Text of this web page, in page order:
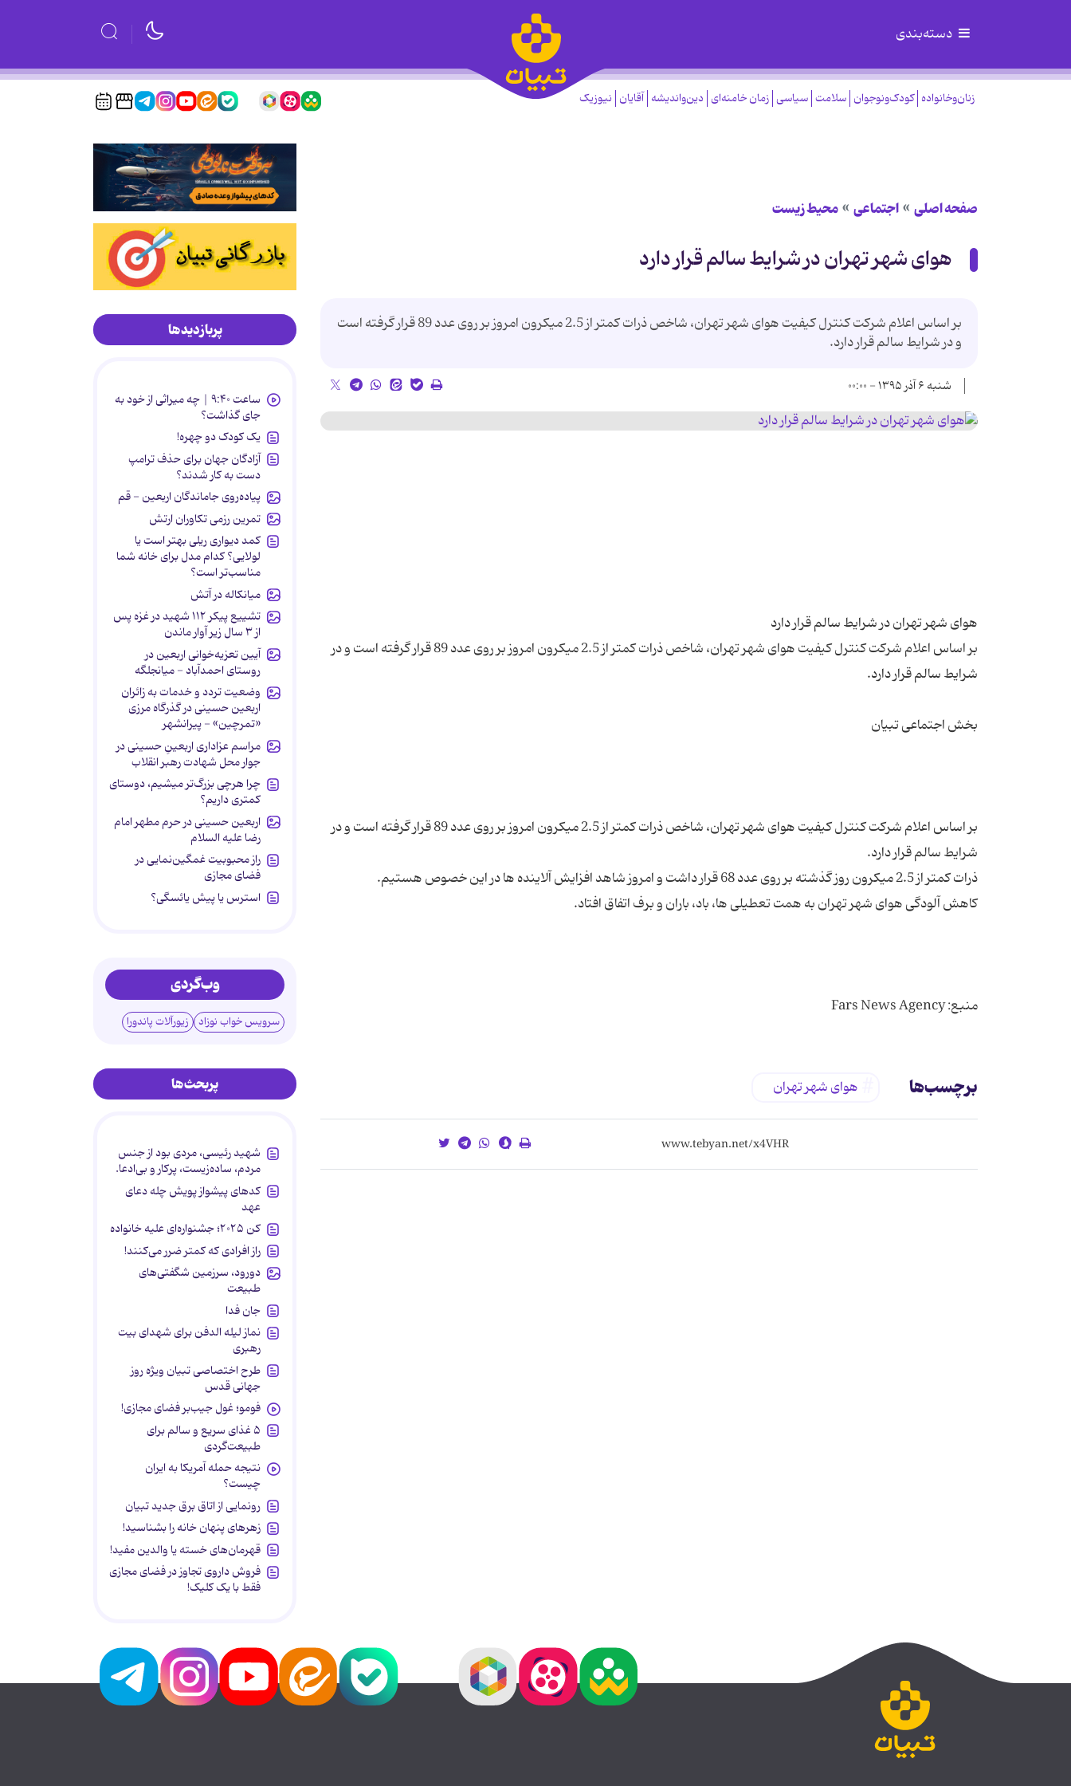
دسته‌بندی
زنان‌وخانواده کودک‌ونوجوان سلامت سیاسی زمان خامنه‌ای دین‌واندیشه آقایان نیوزیک
صفحه اصلی اجتماعی محیط زیست
هوای شهر تهران در شرایط سالم قرار دارد
بر اساس اعلام شرکت کنترل کیفیت هوای شهر تهران، شاخص ذرات کمتر از 2.5 میکرون امروز بر روی عدد 89 قرار گرفته است
و در شرایط سالم قرار دارد.
شنبه ۶ آذر ۱۳۹۵ - ۰۰:۰۰
بر اساس اعلام شرکت کنترل کیفیت هوای شهر تهران، شاخص ذرات کمتر از 2.5 میکرون امروز بر روی عدد 89 قرار گرفته است و در
بر اساس اعلام شرکت کنترل کیفیت هوای شهر تهران، شاخص ذرات کمتر از 2.5 میکرون امروز بر روی عدد 89 قرار گرفته است و در
منبع: Fars News Agency
برچسب‌ها هوای شهر تهران
پربازدیدها
ساعت ۹:۴۰ | چه میراثی از خود به
جای گذاشت؟
یک کودک دو چهره!
آزادگان جهان برای حذف ترامپ
دست به کار شدند؟
پیاده‌روی جاماندگان اربعین - قم
تمرین رزمی تکاوران ارتش
کمد دیواری ریلی بهتر است یا
لولایی؟ کدام مدل برای خانه شما
مناسب‌تر است؟
میانکاله در آتش
تشییع پیکر ۱۱۲ شهید در غزه پس
از ۳ سال زیر آوار ماندن
آیین تعزیه‌خوانی اربعین در
روستای احمدآباد - میانجلگه
وضعیت تردد و خدمات به زائران
اربعین حسینی در گذرگاه مرزی
«تمرچین» - پیرانشهر
مراسم عزاداری اربعینِ حسینی در
جوار محل شهادت رهبر انقلاب
چرا هرچی بزرگ‌تر میشیم، دوستای
کمتری داریم؟
اربعین حسینی در حرم مطهر امام
رضا علیه السلام
راز محبوبیت غمگین‌نمایی در
فضای مجازی
استرس یا پیش یائسگی؟
وب‌گردی
سرویس خواب نوزاد زیورآلات پاندورا
پربحث‌ها
شهید رئیسی، مردی بود از جنس
مردم، ساده‌زیست، پرکار و بی‌ادعا.
کدهای پیشواز پویش چله دعای
عهد
کن ۲۰۲۵؛ جشنواره‌ای علیه خانواده
راز افرادی که کمتر ضرر می‌کنند!
دورود، سرزمین شگفتی‌های
طبیعت
جان فدا
نماز لیله الدفن برای شهدای بیت
رهبری
طرح اختصاصی تبیان ویژه روز
جهانی قدس
فومو؛ غول جیب‌بر فضای مجازی!
۵ غذای سریع و سالم برای
طبیعت‌گردی
نتیجه حمله آمریکا به ایران
چیست؟
رونمایی از اتاق برق جدید تبیان
زهرهای پنهان خانه را بشناسید!
قهرمان‌های خسته یا والدین مفید!
فروش داروی تجاوز در فضای مجازی
فقط با یک کلیک!